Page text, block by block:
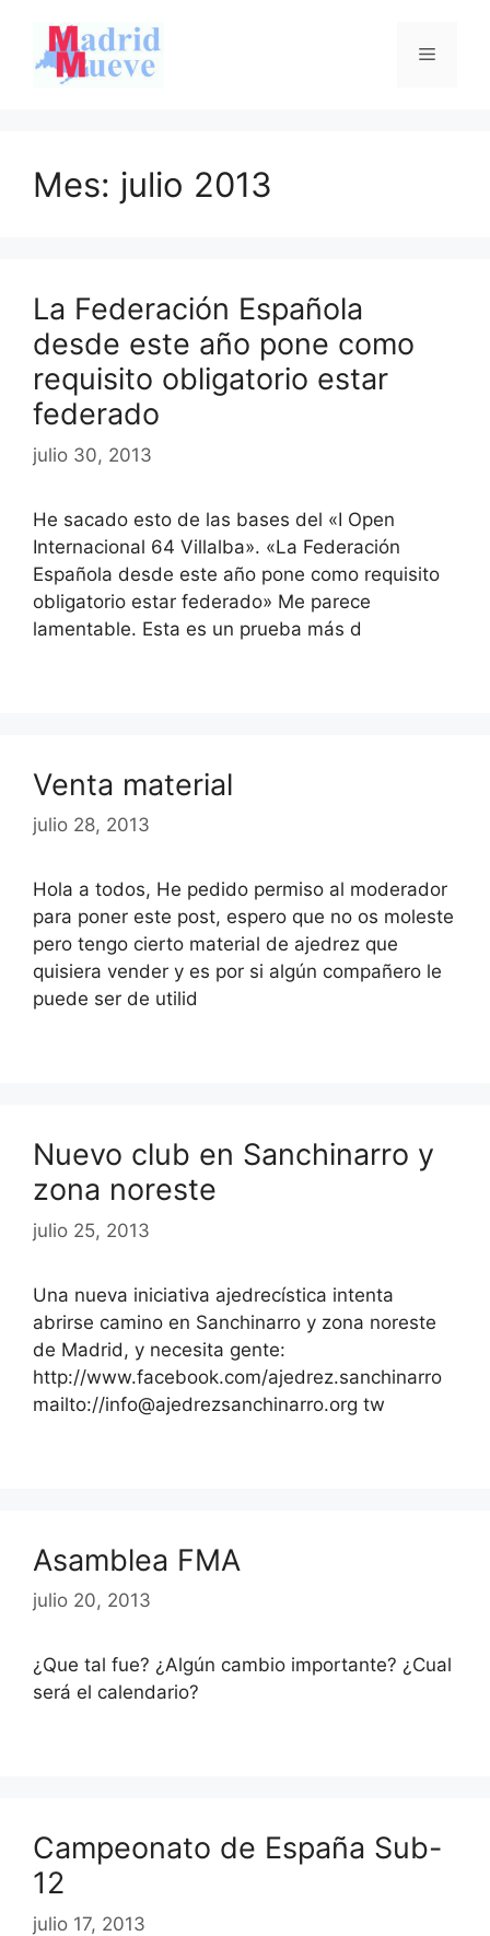
contenido
Menú
Mes: julio 2013
La Federación Española
desde este año pone como
requisito obligatorio estar
federado
julio 30, 2013
He sacado esto de las bases del «I Open
Internacional 64 Villalba». «La Federación
Española desde este año pone como requisito
obligatorio estar federado» Me parece
lamentable. Esta es un prueba más d
Venta material
julio 28, 2013
Hola a todos, He pedido permiso al moderador
para poner este post, espero que no os moleste
pero tengo cierto material de ajedrez que
quisiera vender y es por si algún compañero le
puede ser de utilid
Nuevo club en Sanchinarro y
zona noreste
julio 25, 2013
Una nueva iniciativa ajedrecística intenta
abrirse camino en Sanchinarro y zona noreste
de Madrid, y necesita gente:
http://www.facebook.com/ajedrez.sanchinarro
mailto://info@ajedrezsanchinarro.org tw
Asamblea FMA
julio 20, 2013
¿Que tal fue? ¿Algún cambio importante? ¿Cual
será el calendario?
Campeonato de España Sub-
12
julio 17, 2013